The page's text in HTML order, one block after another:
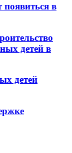
в
детей в
детей